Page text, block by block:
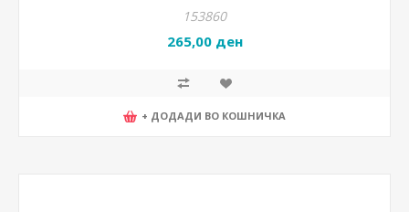
153860
265,00 ден
+ ДОДАДИ ВО КОШНИЧКА